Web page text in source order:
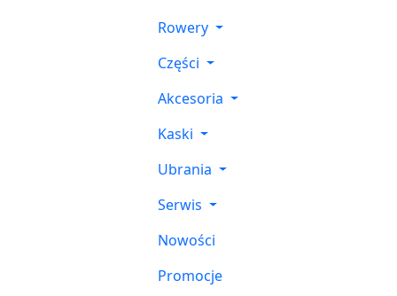
Rowery
Części
Akcesoria
Kaski
Ubrania
Serwis
Nowości
Promocje